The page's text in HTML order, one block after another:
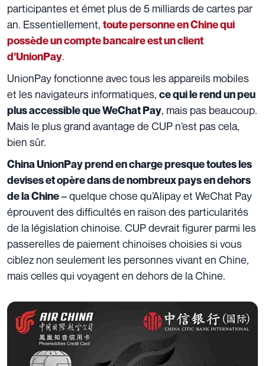
participantes et émet plus de 5 milliards de cartes par
an. Essentiellement, toute personne en Chine qui
possède un compte bancaire est un client
d’UnionPay.
UnionPay fonctionne avec tous les appareils mobiles
et les navigateurs informatiques, ce qui le rend un peu
plus accessible que WeChat Pay, mais pas beaucoup.
Mais le plus grand avantage de CUP n’est pas cela,
bien sûr.
China UnionPay prend en charge presque toutes les
devises et opère dans de nombreux pays en dehors
de la Chine– quelque chose qu’Alipay et WeChat Pay
éprouvent des difficultés en raison des particularités
de la législation chinoise. CUP devrait figurer parmi les
passerelles de paiement chinoises choisies si vous
ciblez non seulement les personnes vivant en Chine,
mais celles qui voyagent en dehors de la Chine.